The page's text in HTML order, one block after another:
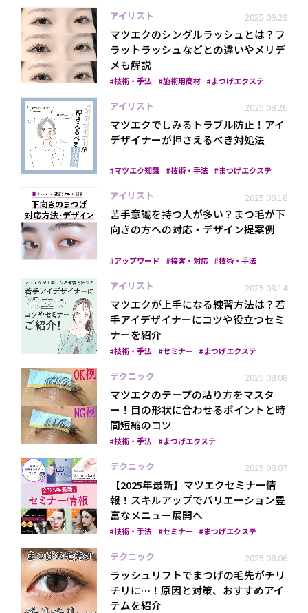
アイリスト 2025.09.29
マツエクのシングルラッシュとは？フ
ラットラッシュなどとの違いやメリデ
メも解説
技術・手法 施術用商材 まつげエクステ
アイリスト 2025.08.26
マツエクでしみるトラブル防止！アイ
デザイナーが押さえるべき対処法
マツエク知識 技術・手法 まつげエクステ
アイリスト 2025.08.18
苦手意識を持つ人が多い？まつ毛が下
向きの方への対応・デザイン提案例
アップワード 接客・対応 技術・手法
アイリスト 2025.08.14
マツエクが上手になる練習方法は？若
手アイデザイナーにコツや役立つセミ
ナーを紹介
技術・手法 セミナー まつげエクステ
テクニック 2025.08.08
マツエクのテープの貼り方をマスタ
ー！目の形状に合わせるポイントと時
間短縮のコツ
技術・手法 まつげエクステ
テクニック 2025.08.07
【2025年最新】マツエクセミナー情
報！スキルアップでバリエーション豊
富なメニュー展開へ
技術・手法 セミナー まつげエクステ
テクニック 2025.08.06
ラッシュリフトでまつげの毛先がチリ
チリに…！原因と対策、おすすめアイ
テムを紹介